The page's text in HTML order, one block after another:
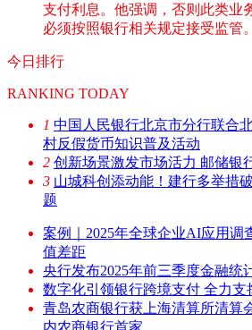
支付利息。他强调，否则此类业
必须按照银行相关规定接受监管。
今日排行
RANKING TODAY
1 中国人民银行北京市分行联合
村反假货币知识普及活动
2 创新场景激发市场活力 邮储银
3 山城科创添动能！建行多举措
题
案例｜2025年全球企业AI应用调
值差距
央行发布2025年前三季度金融统
数字化引领银行跨境支付 全力
青岛农商银行获上海清算所清算
内农商银行首家